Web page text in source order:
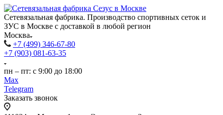
Сетевязальная фабрика. Производство спортивных сеток и
ЗУС в Москве с доставкой в любой регион
Москва
+7 (499) 346-67-80
+7 (903) 081-63-35
пн – пт: с 9:00 до 18:00
Max
Telegram
Заказать звонок